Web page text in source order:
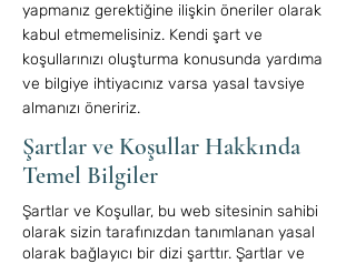
yapmanız gerektiğine ilişkin öneriler olarak
kabul etmemelisiniz. Kendi şart ve
koşullarınızı oluşturma konusunda yardıma
ve bilgiye ihtiyacınız varsa yasal tavsiye
almanızı öneririz.
Şartlar ve Koşullar Hakkında
Temel Bilgiler
Şartlar ve Koşullar, bu web sitesinin sahibi
olarak sizin tarafınızdan tanımlanan yasal
olarak bağlayıcı bir dizi şarttır. Şartlar ve